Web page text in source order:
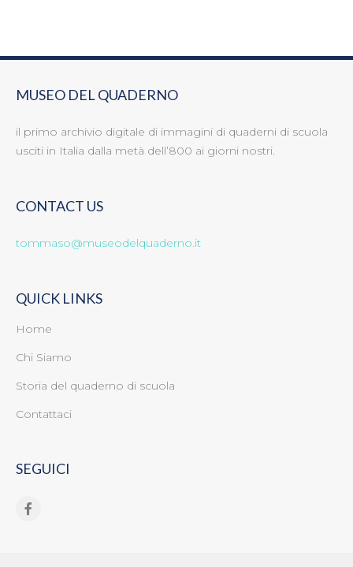
MUSEO DEL QUADERNO
il primo archivio digitale di immagini di quaderni di scuola
usciti in Italia dalla metà dell’800 ai giorni nostri.
CONTACT US
tommaso@museodelquaderno.it
QUICK LINKS
Home
Chi Siamo
Storia del quaderno di scuola
Contattaci
SEGUICI